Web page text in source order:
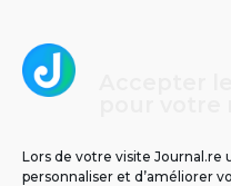
Lors de votre visite Journal.re
personnaliser et d’améliorer